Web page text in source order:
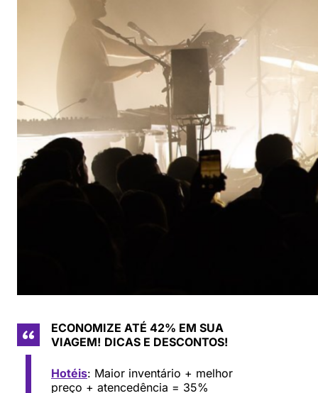
ECONOMIZE ATÉ 42% EM SUA
VIAGEM! DICAS E DESCONTOS!
Hotéis: Maior inventário + melhor
preço + atencedência = 35%